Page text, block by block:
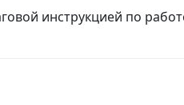
инструкцией по